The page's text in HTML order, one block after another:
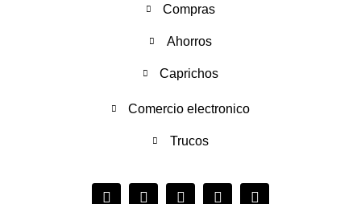
Compras
Ahorros
Caprichos
Comercio electronico
Trucos